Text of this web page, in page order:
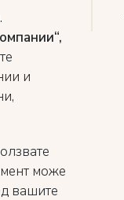
и
може
вашите